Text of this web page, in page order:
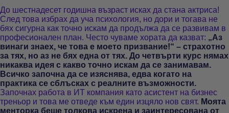
До шестнадесет годишна възраст исках да стана актриса!
След това избрах да уча психология, но дори и тогава не
бях сигурна как точно искам да продължа да се развивам в
професионален план. Често чуваме хората да казват: „Аз
винаги знаех, че това е моето призвание!“ – страхотно
за тях, но аз не бях една от тях. До четвърти курс нямах
никаква идея с какво точно искам да се занимавам.
Всичко започна да се изяснява, едва когато на
практика се сблъсках с реалните възможности.
Започнах работа в ИТ компания като асистент на бизнес
треньор и това ме отведе към един изцяло нов свят. Моята
менторка беше толкова искрена и заинтересована от